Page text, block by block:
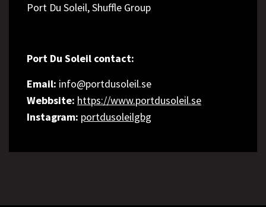
Port Du Soleil, Shuffle Group
Port Du Soleil contact:
Email: info@portdusoleil.se
Webbsite: https://www.portdusoleil.se
Instagram: portdusoleilgbg